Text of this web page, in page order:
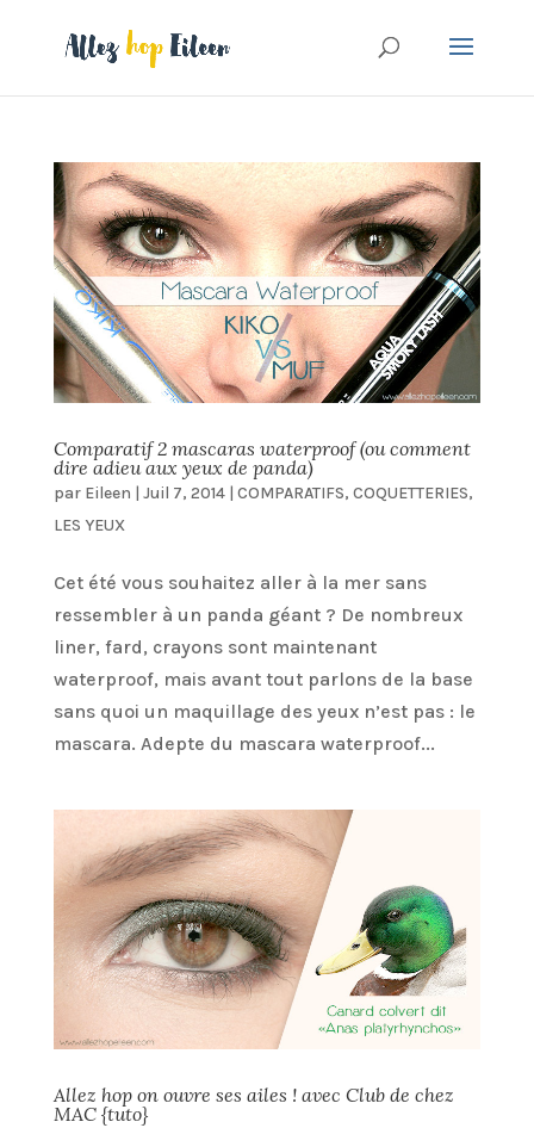
Comparatif 2 mascaras waterproof (ou comment
dire adieu aux yeux de panda)
par Eileen | Juil 7, 2014| COMPARATIFS, COQUETTERIES,
LES YEUX
Cet été vous souhaitez aller à la mer sans
ressembler à un panda géant ? De nombreux
liner, fard, crayons sont maintenant
waterproof, mais avant tout parlons de la base
sans quoi un maquillage des yeux n’est pas : le
mascara. Adepte du mascara waterproof...
Allez hop on ouvre ses ailes ! avec Club de chez
MAC {tuto}